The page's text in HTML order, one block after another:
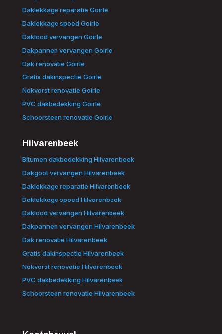
Daklekkage reparatie Goirle
Daklekkage spoed Goirle
Daklood vervangen Goirle
Dakpannen vervangen Goirle
Dak renovatie Goirle
Gratis dakinspectie Goirle
Nokvorst renovatie Goirle
PVC dakbedekking Goirle
Schoorsteen renovatie Goirle
Hilvarenbeek
Bitumen dakbedekking Hilvarenbeek
Dakgoot vervangen Hilvarenbeek
Daklekkage reparatie Hilvarenbeek
Daklekkage spoed Hilvarenbeek
Daklood vervangen Hilvarenbeek
Dakpannen vervangen Hilvarenbeek
Dak renovatie Hilvarenbeek
Gratis dakinspectie Hilvarenbeek
Nokvorst renovatie Hilvarenbeek
PVC dakbedekking Hilvarenbeek
Schoorsteen renovatie Hilvarenbeek